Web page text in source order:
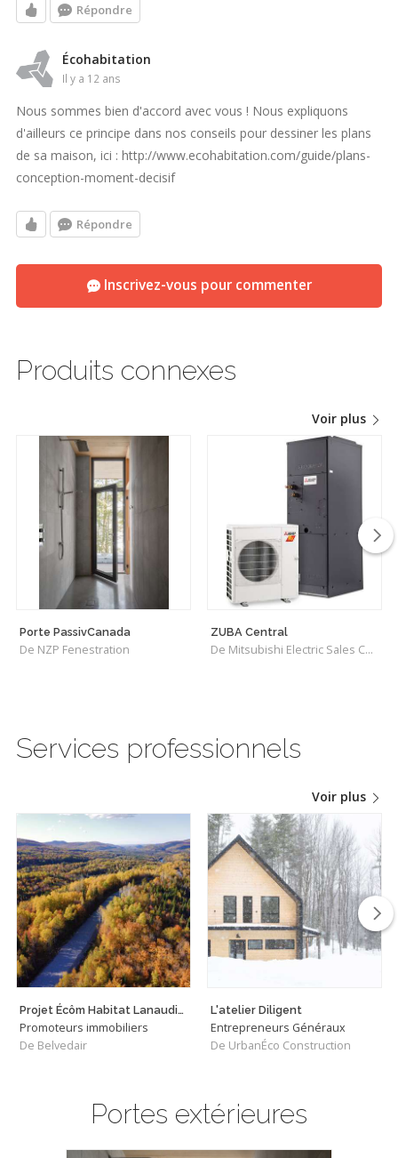
Répondre
Écohabitation
il y a 12 ans
Nous sommes bien d'accord avec vous ! Nous expliquons
d'ailleurs ce principe dans nos conseils pour dessiner les plans
de sa maison, ici : http://www.ecohabitation.com/guide/plans-
conception-moment-decisif
Répondre
Inscrivez-vous pour commenter
Produits connexes
Voir plus
Porte PassivCanada
De NZP Fenestration
ZUBA Central
De Mitsubishi Electric Sales Canada Inc.
Services professionnels
Voir plus
Projet Écôm Habitat Lanaudière
Promoteurs immobiliers
De Belvedair
L'atelier Diligent
Entrepreneurs Généraux
De UrbanÉco Construction
Portes extérieures